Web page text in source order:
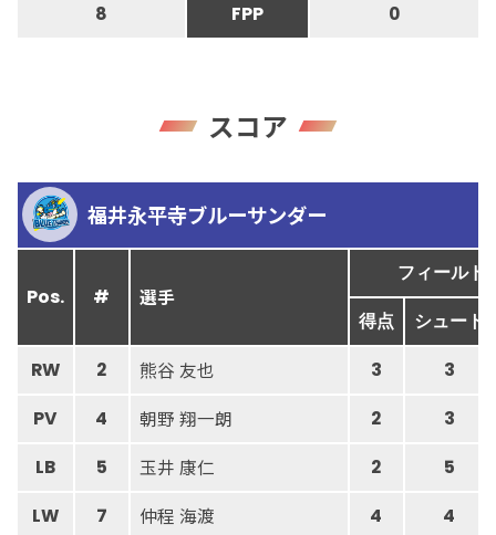
8 FPP 0
スコア
福井永平寺ブルーサンダー
Pos. # 選手
フィールド
得点 シュート
RW 2 熊谷 友也 3 3
PV 4 朝野 翔一朗 2 3
LB 5 玉井 康仁 2 5
LW 7 仲程 海渡 4 4